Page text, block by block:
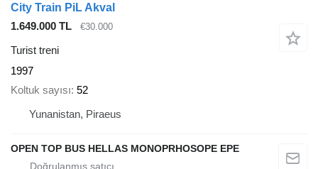
City Train PiL Akval
1.649.000 TL
€30.000
Turist treni
1997
Koltuk sayısı 52
Yunanistan, Piraeus
OPEN TOP BUS HELLAS MONOPRHOSOPE EPE